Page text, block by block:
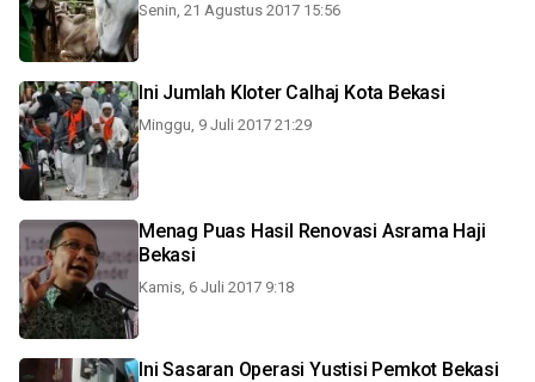
Senin, 21 Agustus 2017 15:56
Ini Jumlah Kloter Calhaj Kota Bekasi
Minggu, 9 Juli 2017 21:29
Menag Puas Hasil Renovasi Asrama Haji
Bekasi
Kamis, 6 Juli 2017 9:18
Ini Sasaran Operasi Yustisi Pemkot Bekasi